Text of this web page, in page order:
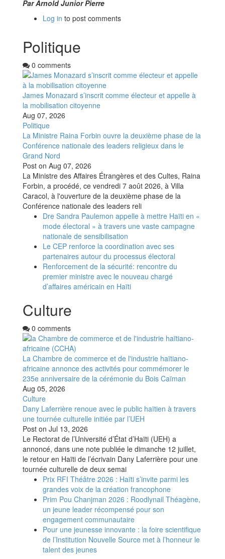
Par Arnold Junior Pierre
Log in to post comments
Politique
0 comments
James Monazard s’inscrit comme électeur et appelle à
la mobilisation citoyenne
Aug 07, 2026
Politique
La Ministre Raina Forbin ouvre la deuxième phase de la
Conférence nationale des leaders religieux dans le
Grand Nord
Post on Aug 07, 2026
La Ministre des Affaires Étrangères et des Cultes, Raina
Forbin, a procédé, ce vendredi 7 août 2026, à Villa
Caracol, à l'ouverture de la deuxième phase de la
Conférence nationale des leaders reli
Dre Sandra Paulemon appelle à mettre Haïti en «
mode électoral » à travers une vaste campagne
nationale de sensibilisation
Le CEP renforce la coordination avec ses
partenaires autour du processus électoral
Renforcement de la sécurité: rencontre du
premier ministre avec le nouveau chargé
d’affaires américain en Haïti
Culture
0 comments
La Chambre de commerce et de l'industrie haïtiano-
africaine annonce des activités pour commémorer le
235e anniversaire de la cérémonie du Bois Caïman
Aug 05, 2026
Culture
Dany Laferrière renoue avec le public haïtien à travers
une tournée culturelle initiée par l’UEH
Post on Jul 13, 2026
Le Rectorat de l’Université d’État d’Haïti (UEH) a
annoncé, dans une note publiée le dimanche 12 juillet,
le retour en Haïti de l’écrivain Dany Laferrière pour une
tournée culturelle de deux semai
Prix RFI Théâtre 2026 : Haïti s’invite parmi les
grandes voix de la création francophone
Prim Pou Chanjman 2026 : Roodlynail Théagène,
un jeune leader récompensé pour son
engagement communautaire
Pour une jeunesse innovante : la foire scientifique
de l’Institution Nouvelle Source met à l’honneur le
talent des jeunes